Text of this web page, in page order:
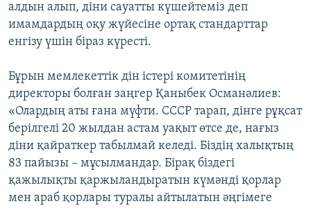
алдын алып, діни сауатты күшейтеміз деп
имамдардың оқу жүйесіне ортақ стандарттар
енгізу үшін біраз күресті.
Бұрын мемлекеттік дін істері комитетінің
директоры болған заңгер Қаныбек Османәлиев:
«Олардың аты ғана мүфти. СССР тарап, дінге рұқсат
берілгелі 20 жылдан астам уақыт өтсе де, нағыз
діни қайраткер табылмай келеді. Біздің халықтың
83 пайызы – мұсылмандар. Бірақ біздегі
қажылықты қаржыландыратын күмәнді қорлар
мен араб қорлары туралы айтылатын әңгімеге